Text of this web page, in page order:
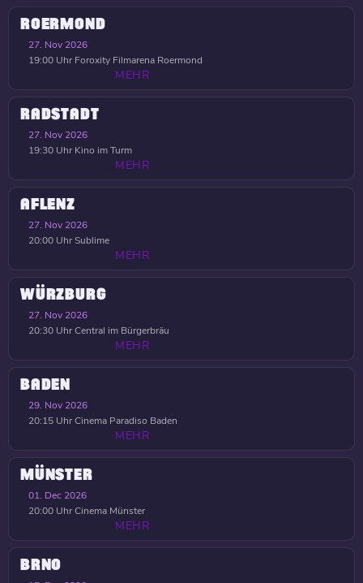
ROERMOND
27. Nov 2026
19:00 Uhr Foroxity Filmarena Roermond
MEHR
RADSTADT
27. Nov 2026
19:30 Uhr Kino im Turm
MEHR
AFLENZ
27. Nov 2026
20:00 UhrSublime
MEHR
WÜRZBURG
27. Nov 2026
20:30 UhrCentral im Bürgerbräu
MEHR
BADEN
29. Nov 2026
20:15 UhrCinema Paradiso Baden
MEHR
MÜNSTER
01. Dec 2026
20:00 UhrCinema Münster
MEHR
BRNO